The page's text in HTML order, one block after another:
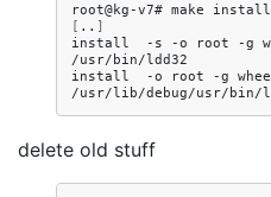
root@kg-v7# make
[ .. ]
install
-s -o root -g
/usr/bin/ldd32
install
-o root -g
delete old stuff